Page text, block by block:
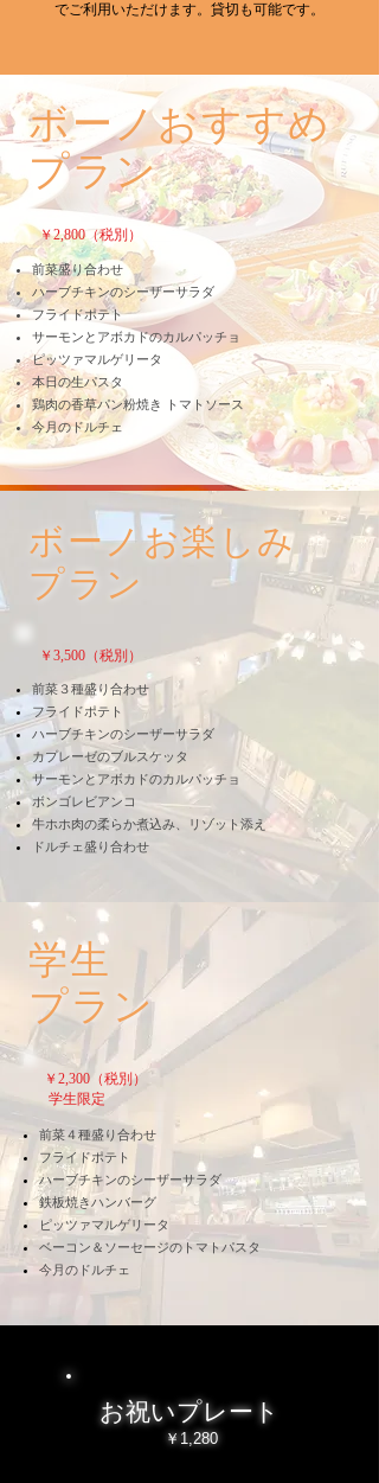
でご利用いただけます。貸切も可能です。
ボーノおすすめ
プラン
￥2,800（税別）
前菜盛り合わせ
ハーブチキンのシーザーサラダ
フライドポテト
サーモンとアボカドのカルパッチョ
ピッツァマルゲリータ
本日の生パスタ
鶏肉の香草パン粉焼き トマトソース
​今月のドルチェ
ボーノお楽しみ
プラン
￥3,500（税別）
前菜３種盛り合わせ
フライドポテト
ハーブチキンのシーザーサラダ
カプレーゼのブルスケッタ
サーモンとアボカドのカルパッチョ
ボンゴレビアンコ
牛ホホ肉の柔らか煮込み、リゾット添え
​ドルチェ盛り合わせ
学生
プラン
￥2,300（税別）
学生限定
前菜４種盛り合わせ
フライドポテト
ハーブチキンのシーザーサラダ
鉄板焼きハンバーグ
ピッツァマルゲリータ
ベーコン＆ソーセージのトマトパスタ
​今月のドルチェ
お祝いプレート
￥1,280